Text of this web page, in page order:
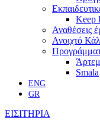
Keep
Αναθέσεις
Ανοιχτό
Smala
ENG
GR
ΕΙΣΙΤΗΡΙΑ